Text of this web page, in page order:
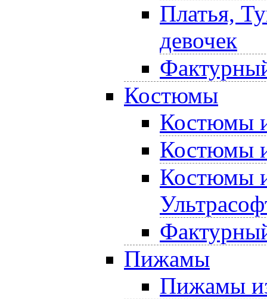
Платья,
девочек
Костюмы
Костюмы
Костюмы
Костюмы
Пижамы
Пижамы